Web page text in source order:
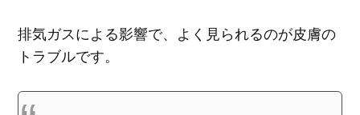
排気ガスによる影響で、よく見られるのが皮膚の
トラブルです。